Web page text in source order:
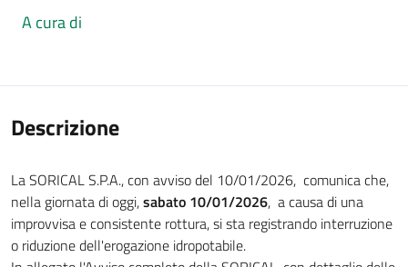
A cura di
Descrizione
La SORICAL S.P.A., con avviso del 10/01/2026, comunica che,
nella giornata di oggi,sabato 10/01/2026, a causa di una
improvvisa e consistente rottura, si sta registrando interruzione
o riduzione dell'erogazione idropotabile.